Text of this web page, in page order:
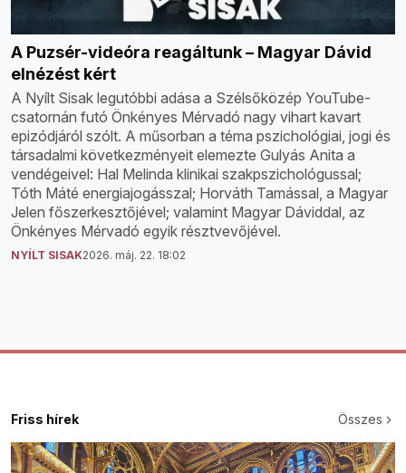
A Puzsér-videóra reagáltunk – Magyar Dávid
elnézést kért
A Nyílt Sisak legutóbbi adása a Szélsőközép YouTube-
csatornán futó Önkényes Mérvadó nagy vihart kavart
epizódjáról szólt. A műsorban a téma pszichológiai, jogi és
társadalmi következményeit elemezte Gulyás Anita a
vendégeivel: Hal Melinda klinikai szakpszichológussal;
Tóth Máté energiajogásszal; Horváth Tamással, a Magyar
Jelen főszerkesztőjével; valamint Magyar Dáviddal, az
Önkényes Mérvadó egyik résztvevőjével.
NYÍLT SISAK2026. máj. 22. 18:02
Friss hírek Összes